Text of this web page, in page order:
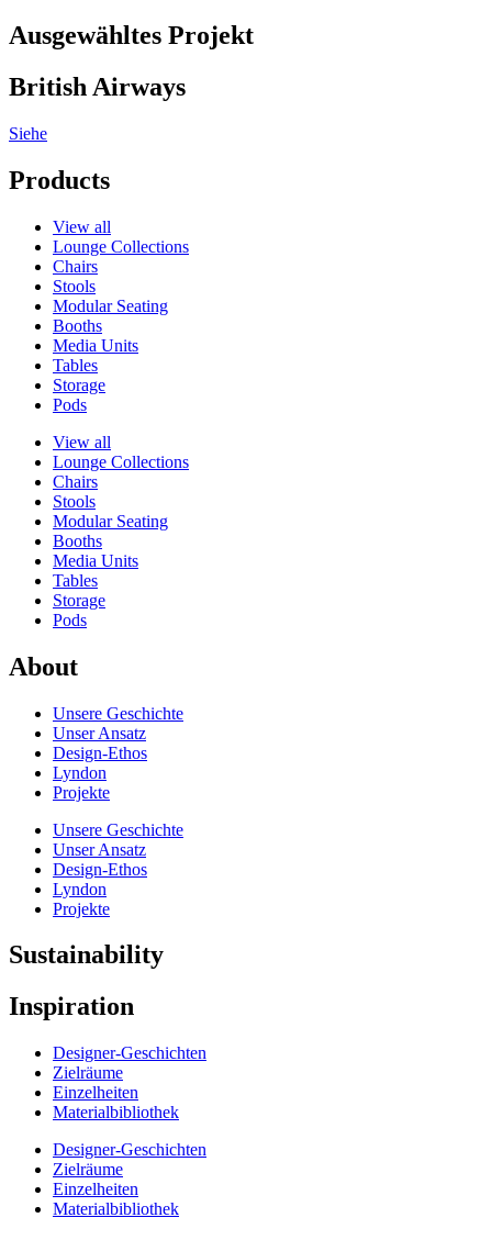
Ausgewähltes Projekt
British Airways
Siehe
Products
View all
Lounge Collections
Chairs
Stools
Modular Seating
Booths
Media Units
Tables
Storage
Pods
View all
Lounge Collections
Chairs
Stools
Modular Seating
Booths
Media Units
Tables
Storage
Pods
About
Unsere Geschichte
Unser Ansatz
Design-Ethos
Lyndon
Projekte
Unsere Geschichte
Unser Ansatz
Design-Ethos
Lyndon
Projekte
Sustainability
Inspiration
Designer-Geschichten
Zielräume
Einzelheiten
Materialbibliothek
Designer-Geschichten
Zielräume
Einzelheiten
Materialbibliothek